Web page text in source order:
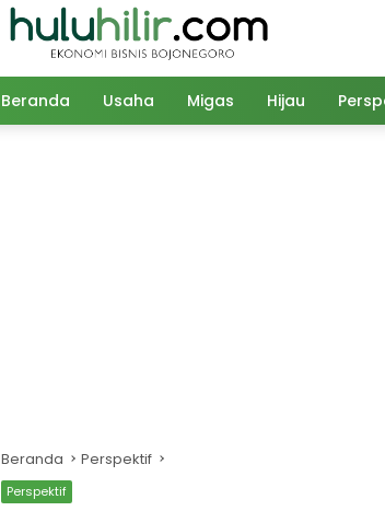
Beranda Usaha Migas Hijau
Beranda Perspektif
Perspektif